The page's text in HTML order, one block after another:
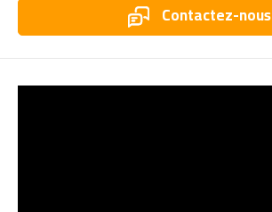
Contactez-nous